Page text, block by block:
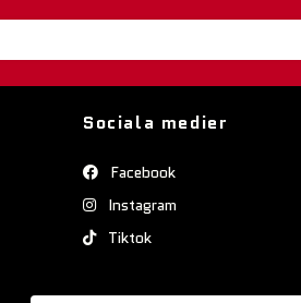
Sociala medier
Facebook
Instagram
Tiktok